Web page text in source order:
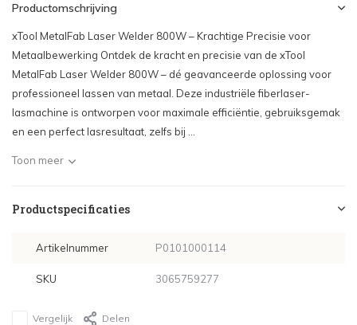
Productomschrijving
xTool MetalFab Laser Welder 800W – Krachtige Precisie voor
Metaalbewerking Ontdek de kracht en precisie van de xTool
MetalFab Laser Welder 800W – dé geavanceerde oplossing voor
professioneel lassen van metaal. Deze industriële fiberlaser-
lasmachine is ontworpen voor maximale efficiëntie, gebruiksgemak
en een perfect lasresultaat, zelfs bij ...
Toon meer
Productspecificaties
Artikelnummer P0101000114
SKU 3065759277
Vergelijk Delen